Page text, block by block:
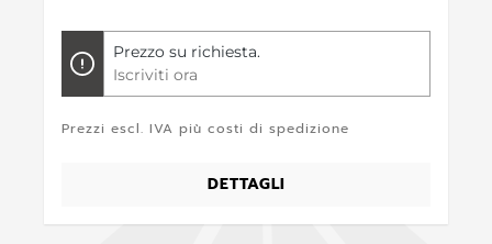
Prezzo su richiesta.
Iscriviti ora
Prezzi escl. IVA più costi di spedizione
DETTAGLI